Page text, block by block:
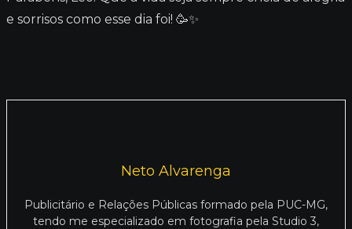
e sorrisos como esse dia foi! 🥳✨
Neto Alvarenga
Publicitário e Relações Públicas formado pela PUC-MG,
tendo me especializado em fotografia pela Studio 3,